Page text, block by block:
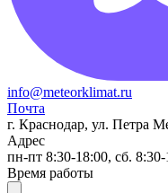
info@meteorklimat.ru
Почта
г. Краснодар, ул. Петра
Адрес
пн-пт 8:30-18:00, сб.
Время работы